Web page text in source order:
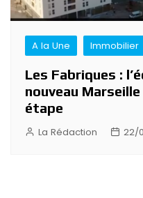
A la Une Immobilier
Les Fabriques :
nouveau
étape
La Rédaction 22/